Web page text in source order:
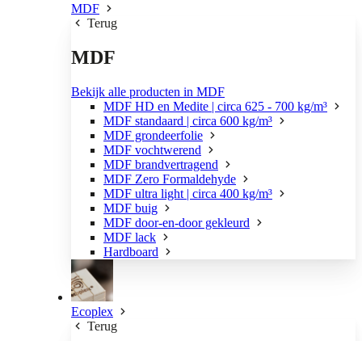
MDF
Terug
MDF
Bekijk alle producten in MDF
MDF HD en Medite | circa 625 - 700 kg/m³
MDF standaard | circa 600 kg/m³
MDF grondeerfolie
MDF vochtwerend
MDF brandvertragend
MDF Zero Formaldehyde
MDF ultra light | circa 400 kg/m³
MDF buig
MDF door-en-door gekleurd
MDF lack
Hardboard
Ecoplex
Terug